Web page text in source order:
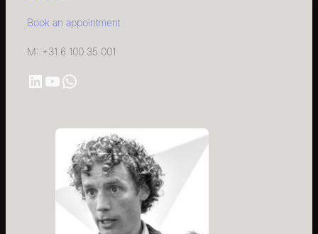
Book an appointment
M: +31 6 100 35 001
LinkedIn YouTube WhatsApp